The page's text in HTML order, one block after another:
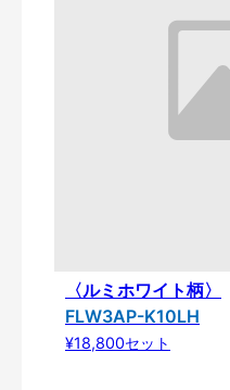
〈ルミホワイト柄〉
FLW3AP-K10LH
¥18,800セット